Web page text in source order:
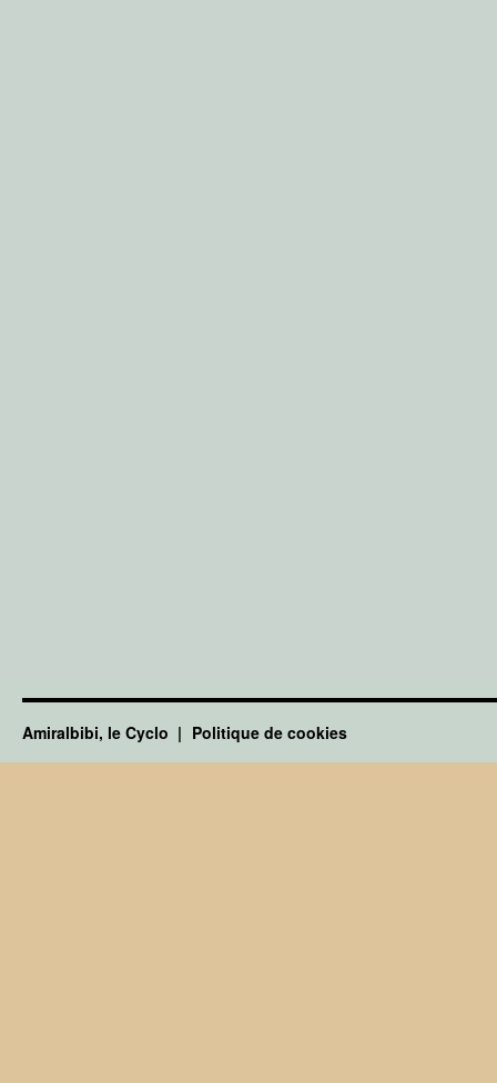
Amiralbibi, le Cyclo Politique de cookies